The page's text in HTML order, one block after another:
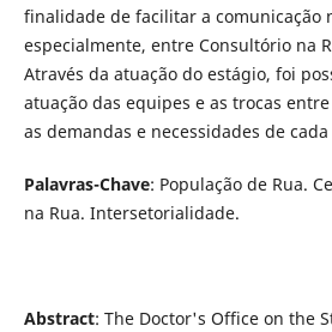
finalidade de facilitar a comunicação
especialmente, entre Consultório na
Através da atuação do estágio, foi
atuação das equipes e as trocas
as demandas e necessidades de
Palavras-Chave: População de Rua.
na Rua. Intersetorialidade.
Abstract: The Doctor's Office on the